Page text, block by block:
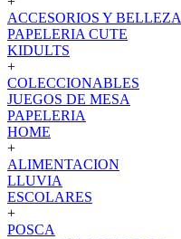
ACCESORIOS Y BELLEZA
PAPELERIA CUTE
KIDULTS
+
COLECCIONABLES
JUEGOS DE MESA
PAPELERIA
HOME
+
ALIMENTACION
LLUVIA
ESCOLARES
+
POSCA